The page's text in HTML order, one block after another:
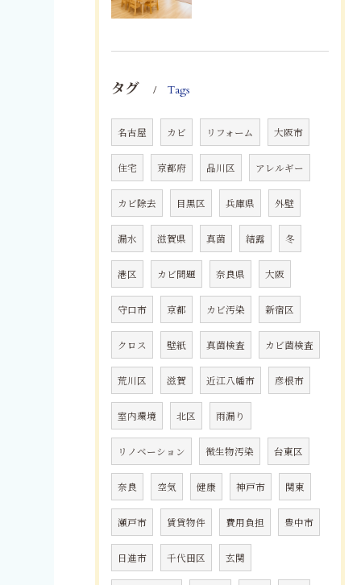
タグ Tags
名古屋 カビ リフォーム 大阪市
住宅 京都府 品川区 アレルギー
カビ除去 目黒区 兵庫県 外壁
漏水 滋賀県 真菌 結露 冬
港区 カビ問題 奈良県 大阪
守口市 京都 カビ汚染 新宿区
クロス 壁紙 真菌検査 カビ菌検査
荒川区 滋賀 近江八幡市 彦根市
室内環境 北区 雨漏り
リノベーション 微生物汚染 台東区
奈良 空気 健康 神戸市 関東
瀬戸市 賃貸物件 費用負担 豊中市
日進市 千代田区 玄関